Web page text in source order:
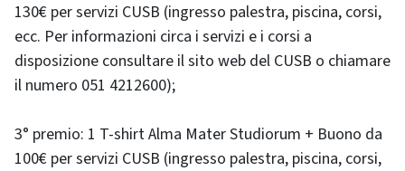
130€ per servizi CUSB (ingresso palestra, piscina, corsi,
ecc. Per informazioni circa i servizi e i corsi a
disposizione consultare il sito web del CUSB o chiamare
il numero 051 4212600);
3° premio: 1 T-shirt Alma Mater Studiorum + Buono da
100€ per servizi CUSB (ingresso palestra, piscina, corsi,